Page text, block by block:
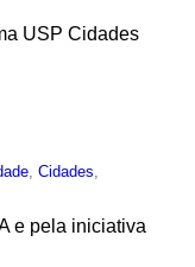
USP Cidades
,Cidades
e pela iniciativa